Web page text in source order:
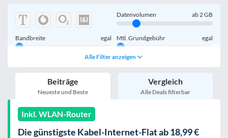
Datenvolumen ab2GB
Bandbreite egal Mtl. Grundgebühr egal
egal
inkl. Young-Tarife
nur 5G-Tarife inkl. Kombi-Tarife
mobile Festnetznummer
Alle Filter anzeigen
Beiträge
Neueste und Beste
Vergleich
Alle Deals filterbar
Inkl. WLAN-Router
Die günstigste Kabel-Internet-Flat ab 18,99 €